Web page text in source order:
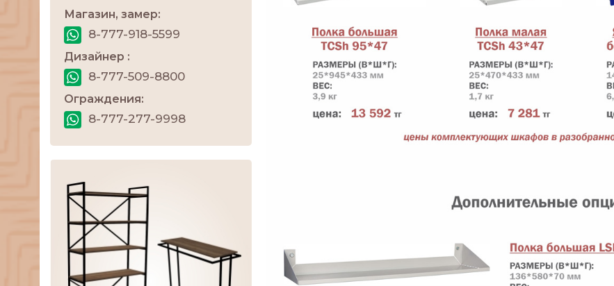
Магазин, замер:
8-777-918-5599
Дизайнер :
8-777-509-8800
Ограждения:
8-777-277-9998